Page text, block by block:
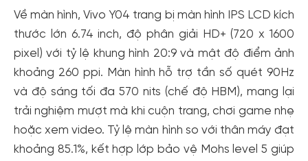
Về màn hình, Vivo Y04 trang bị màn hình IPS LCD kích
thước lớn 6.74 inch, độ phân giải HD+ (720 x 1600
pixel) với tỷ lệ khung hình 20:9 và mật độ điểm ảnh
khoảng 260 ppi. Màn hình hỗ trợ tần số quét 90Hz
và độ sáng tối đa 570 nits (chế độ HBM), mang lại
trải nghiệm mượt mà khi cuộn trang, chơi game nhẹ
hoặc xem video. Tỷ lệ màn hình so với thân máy đạt
khoảng 85.1%, kết hợp lớp bảo vệ Mohs level 5 giúp